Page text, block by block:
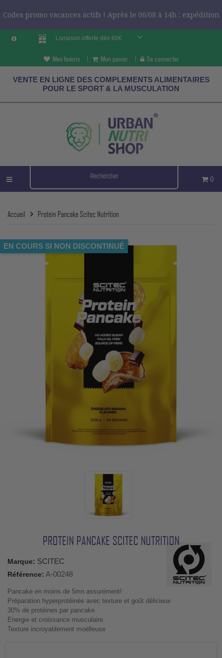
Codes promo vacances actifs ! Après le 06/08 à 14h : expédition
Livraison offerte dès 60€
Mes favoris Mon panier Se connecter
VENTE EN LIGNE DES COMPLEMENTS ALIMENTAIRES
POUR LE SPORT & LA MUSCULATION
0
Accueil Protein Pancake Scitec Nutrition
EN COURS SI NON DISCONTINUÉ
PROTEIN PANCAKE SCITEC NUTRITION
Marque: SCITEC
Référence: A-00248
Pancake en moins de 5mn assurément!
Préparation hyperprotéinée avec texture et goût délicieux
30% de protéines par pancake
Energie et croissance musculaire
Texture incroyablement moëlleuse